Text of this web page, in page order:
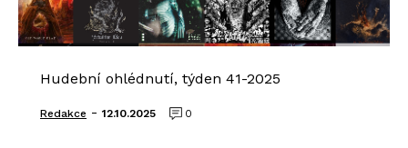
Hudební ohlédnutí, týden 41-2025
Redakce - 12.10.2025 0